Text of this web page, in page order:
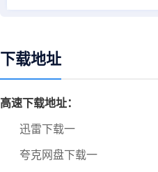
下载地址
高速下载地址：
迅雷下载一
夸克网盘下载一